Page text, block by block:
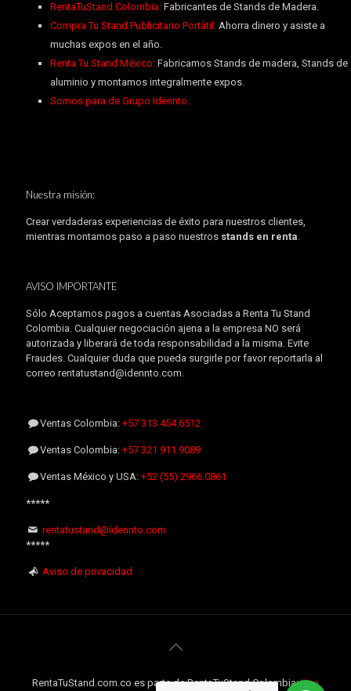
RentaTuStand Colombia: Fabricantes de Stands de Madera.
Compra Tu Stand Publicitario Portátil:Ahorra dinero y asiste a
muchas expos en el año.
Renta Tu Stand México:Fabricamos Stands de madera, Stands de
aluminio y montamos integralmente expos.
Somos para de Grupo Idennto.
Nuestra misión:
Crear verdaderas experiencias de éxito para nuestros clientes,
mientras montamos paso a paso nuestros stands en renta.
AVISO IMPORTANTE
Sólo Aceptamos pagos a cuentas Asociadas a Renta Tu Stand
Colombia. Cualquier negociación ajena a la empresa NO será
autorizada y liberará de toda responsabilidad a la misma. Evite
Fraudes. Cualquier duda que pueda surgirle por favor reportarla al
correo rentatustand@idennto.com.
Ventas Colombia:+57 313 454.6512
Ventas Colombia:+57 321 911.9089
Ventas México y USA:+52 (55) 2966.0861
*****
rentatustand@idennto.com
*****
Aviso de privacidad
RentaTuStand.com.co es parte de RentaTuStand Colombia:Una